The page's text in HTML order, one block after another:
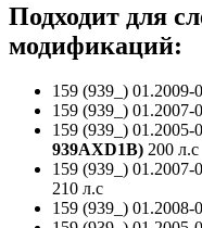
Подходит для
модификаций:
159 (939_) 01.2009-
159 (939_) 01.2007-
159 (939_) 01.2005-
939AXD1B) 200 л.с
159 (939_) 01.2007-
210 л.с
159 (939_) 01.2008-